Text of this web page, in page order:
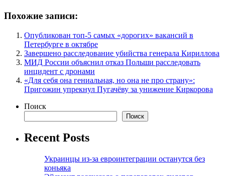
Похожие записи:
Опубликован топ-5 самых «дорогих» вакансий в
Петербурге в октябре
Завершено расследование убийства генерала Кириллова
МИД России объяснил отказ Польши расследовать
инцидент с дронами
«Для себя она гениальная, но она не про страну»:
Пригожин упрекнул Пугачёву за унижение Киркорова
Поиск
Поиск
Recent Posts
Украинцы из-за евроинтеграции останутся без
коньяка